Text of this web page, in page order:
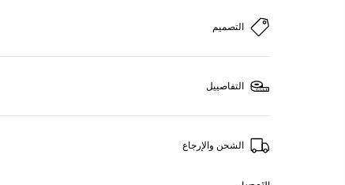
التصميم
التفاصييل
الشحن والإرجاع